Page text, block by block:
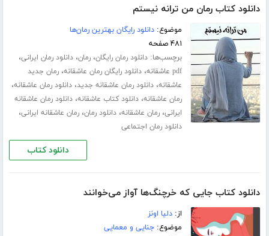
دانلود کتاب رمان من ترانه نیستم
موضوع:دانلود رایگان بهترین رمان‌ها
۴۸۱ صفحه
برچسب‌ها:دانلود رمان رایگان،رمان،دانلود رمان ایرانی،
pdf عاشقانه ،دانلود رایگان رمان عاشقانه،رمان جدید
عاشقانه،دانلود رمان عاشقانه جدید،دانلود رمان عاشقانه،
رمان عاشقانه،دانلود کتاب عاشقانه،دانلود رمان عاشقانه
ایرانی،رمان عاشقانه،دانلود رمان،رمان عاشقانه ایرانی،
دانلود رمان اجتماعی
دانلود کتاب
دانلود کتاب جایی که خرچنگ‌ها آواز می‌خوانند
از:دلیا اونز
موضوع:جنایی و معمایی